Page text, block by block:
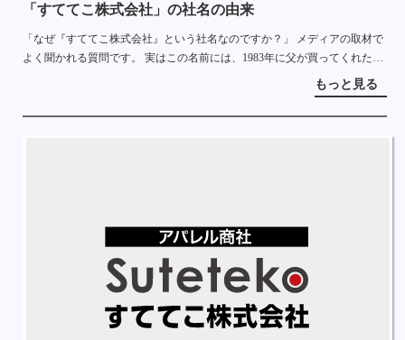
「すててこ株式会社」の社名の由来
「なぜ『すててこ株式会社』という社名なのですか？」 メディアの取材で
よく聞かれる質問です。 実はこの名前には、1983年に父が買ってくれた一
台のパソコンから始まる、長い物語があります。 長文ですし、2000年頃の
もっと見る